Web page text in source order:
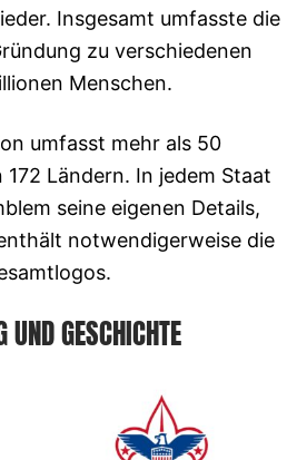
Insgesamt umfasste die
zu verschiedenen
Menschen.
umfasst mehr als 50
Ländern. In jedem Staat
seine eigenen Details,
notwendigerweise die
UND GESCHICHTE